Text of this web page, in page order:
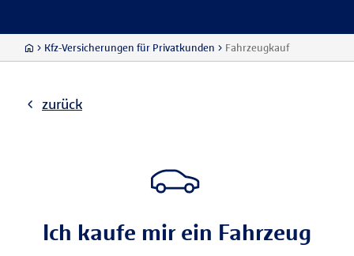
Kfz-Versicherungen für Privatkunden Fahrzeugkauf
zurück
Ich kaufe mir ein Fahrzeug